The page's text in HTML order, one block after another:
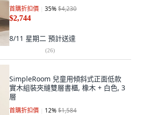
首購折扣價 35%$4,230
$2,744
8/11 星期二 預計送達
(26)
SimpleRoom 兒童用傾斜式正面低款
實木組裝夾縫雙層書櫃, 橡木 + 白色, 3
層
首購折扣價 12%$1,584